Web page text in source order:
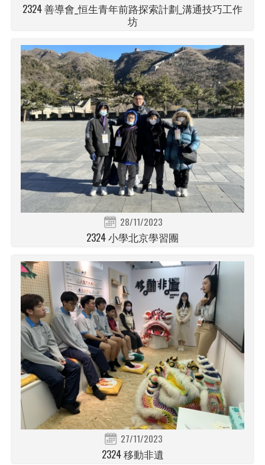
2324 善導會_恒生青年前路探索計劃_溝通技巧工作
坊
28/11/2023
2324 小學北京學習團
27/11/2023
2324 移動非遺